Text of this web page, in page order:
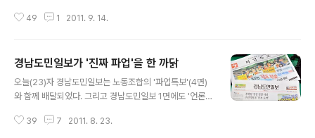
들은 매번 그렇듯이 경남도민일보 기자회(회장 정봉화)를
는 사천 멸치 국물용, 평창 대관령 황태채, 여수 멸치 조림
용 등 세 가지 수산물이었다. 대통령은 인사말에서 "태풍으
로 큰 피해를 입은 어민들의 고통을 나누고자 우리 바다 수
역시 기자회를 통해 아름다운가게에 기탁됐다. 그런데 추
49 1 2011. 9. 14.
경남도민일보가 '진짜 파업'을 한 까닭
오늘(23)자 경남도민일보는 노동조합의 '파업특보'(4면)
와 함께 배달되었다. 그리고 경남도민일보 1면에도 '언론노
다. 알림글대로 경남도민일보 노동조합원들은 전세버스를
39 7 2011. 8. 23.